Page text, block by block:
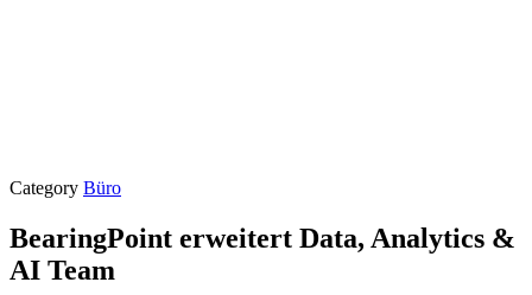
Category Büro
BearingPoint erweitert Data, Analytics &
AI Team